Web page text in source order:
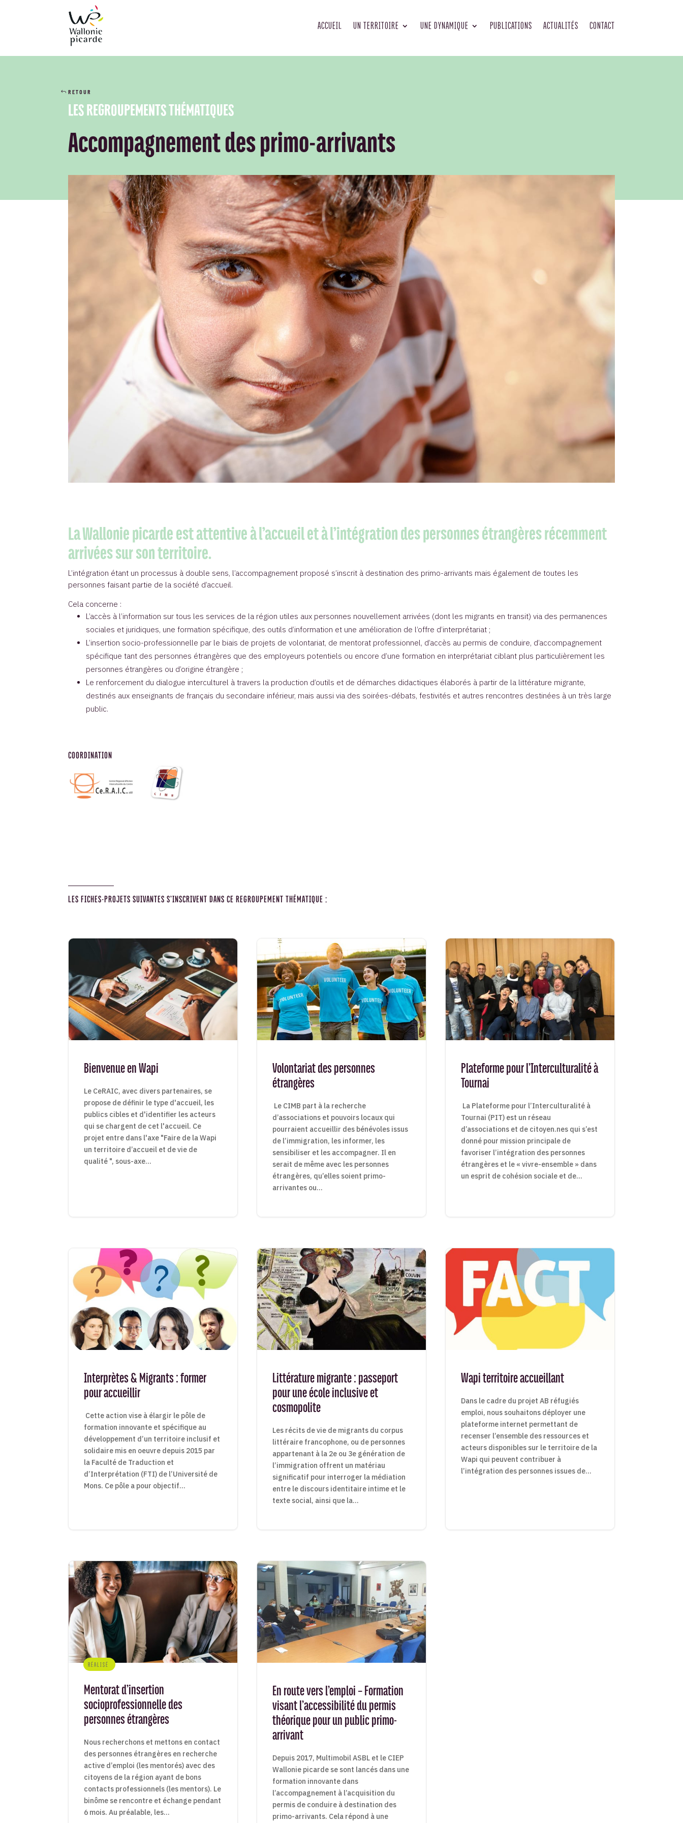
ACCUEIL UN TERRITOIRE UNE DYNAMIQUE PUBLICATIONS ACTUALITÉS CONTACT
RETOUR
LES REGROUPEMENTS THÉMATIQUES
Accompagnement des primo-arrivants
La Wallonie picarde est attentive à l’accueil et à l’intégration des personnes étrangères récemment
arrivées sur son territoire.
L’intégration étant un processus à double sens, l’accompagnement proposé s’inscrit à destination des primo-arrivants mais également de toutes les
personnes faisant partie de la société d’accueil.
Cela concerne :
L’accès à l’information sur tous les services de la région utiles aux personnes nouvellement arrivées (dont les migrants en transit) via des permanences
sociales et juridiques, une formation spécifique, des outils d’information et une amélioration de l’offre d’interprétariat ;
L’insertion socio-professionnelle par le biais de projets de volontariat, de mentorat professionnel, d’accès au permis de conduire, d’accompagnement
spécifique tant des personnes étrangères que des employeurs potentiels ou encore d’une formation en interprétariat ciblant plus particulièrement les
personnes étrangères ou d’origine étrangère ;
Le renforcement du dialogue interculturel à travers la production d’outils et de démarches didactiques élaborés à partir de la littérature migrante,
destinés aux enseignants de français du secondaire inférieur, mais aussi via des soirées-débats, festivités et autres rencontres destinées à un très large
public.
COORDINATION
LES FICHES-PROJETS SUIVANTES S’INSCRIVENT DANS CE REGROUPEMENT THÉMATIQUE :
Bienvenue en Wapi
Le CeRAIC, avec divers partenaires, se
propose de définir le type d'accueil, les
publics cibles et d'identifier les acteurs
qui se chargent de cet l'accueil. Ce
projet entre dans l'axe "Faire de la Wapi
un territoire d’accueil et de vie de
qualité ", sous-axe...
Volontariat des personnes
étrangères
Le CIMB part à la recherche
d’associations et pouvoirs locaux qui
pourraient accueillir des bénévoles issus
de l’immigration, les informer, les
sensibiliser et les accompagner. Il en
serait de même avec les personnes
étrangères, qu’elles soient primo-
arrivantes ou...
Plateforme pour l’Interculturalité à
Tournai
La Plateforme pour l’Interculturalité à
Tournai (PIT) est un réseau
d’associations et de citoyen.nes qui s’est
donné pour mission principale de
favoriser l’intégration des personnes
étrangères et le « vivre-ensemble » dans
un esprit de cohésion sociale et de...
Interprètes & Migrants : former
pour accueillir
Cette action vise à élargir le pôle de
formation innovante et spécifique au
développement d’un territoire inclusif et
solidaire mis en oeuvre depuis 2015 par
la Faculté de Traduction et
d’Interprétation (FTI) de l’Université de
Mons. Ce pôle a pour objectif...
Littérature migrante : passeport
pour une école inclusive et
cosmopolite
Les récits de vie de migrants du corpus
littéraire francophone, ou de personnes
appartenant à la 2e ou 3e génération de
l’immigration offrent un matériau
significatif pour interroger la médiation
entre le discours identitaire intime et le
texte social, ainsi que la...
Wapi territoire accueillant
Dans le cadre du projet AB réfugiés
emploi, nous souhaitons déployer une
plateforme internet permettant de
recenser l’ensemble des ressources et
acteurs disponibles sur le territoire de la
Wapi qui peuvent contribuer à
l’intégration des personnes issues de...
RÉALISÉ
Mentorat d’insertion
socioprofessionnelle des
personnes étrangères
Nous recherchons et mettons en contact
des personnes étrangères en recherche
active d’emploi (les mentorés) avec des
citoyens de la région ayant de bons
contacts professionnels (les mentors). Le
binôme se rencontre et échange pendant
6 mois. Au préalable, les...
En route vers l’emploi – Formation
visant l’accessibilité du permis
théorique pour un public primo-
arrivant
Depuis 2017, Multimobil ASBL et le CIEP
Wallonie picarde se sont lancés dans une
formation innovante dans
l’accompagnement à l’acquisition du
permis de conduire à destination des
primo-arrivants. Cela répond à une